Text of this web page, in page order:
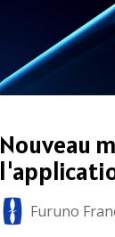
Nouveau
Furuno